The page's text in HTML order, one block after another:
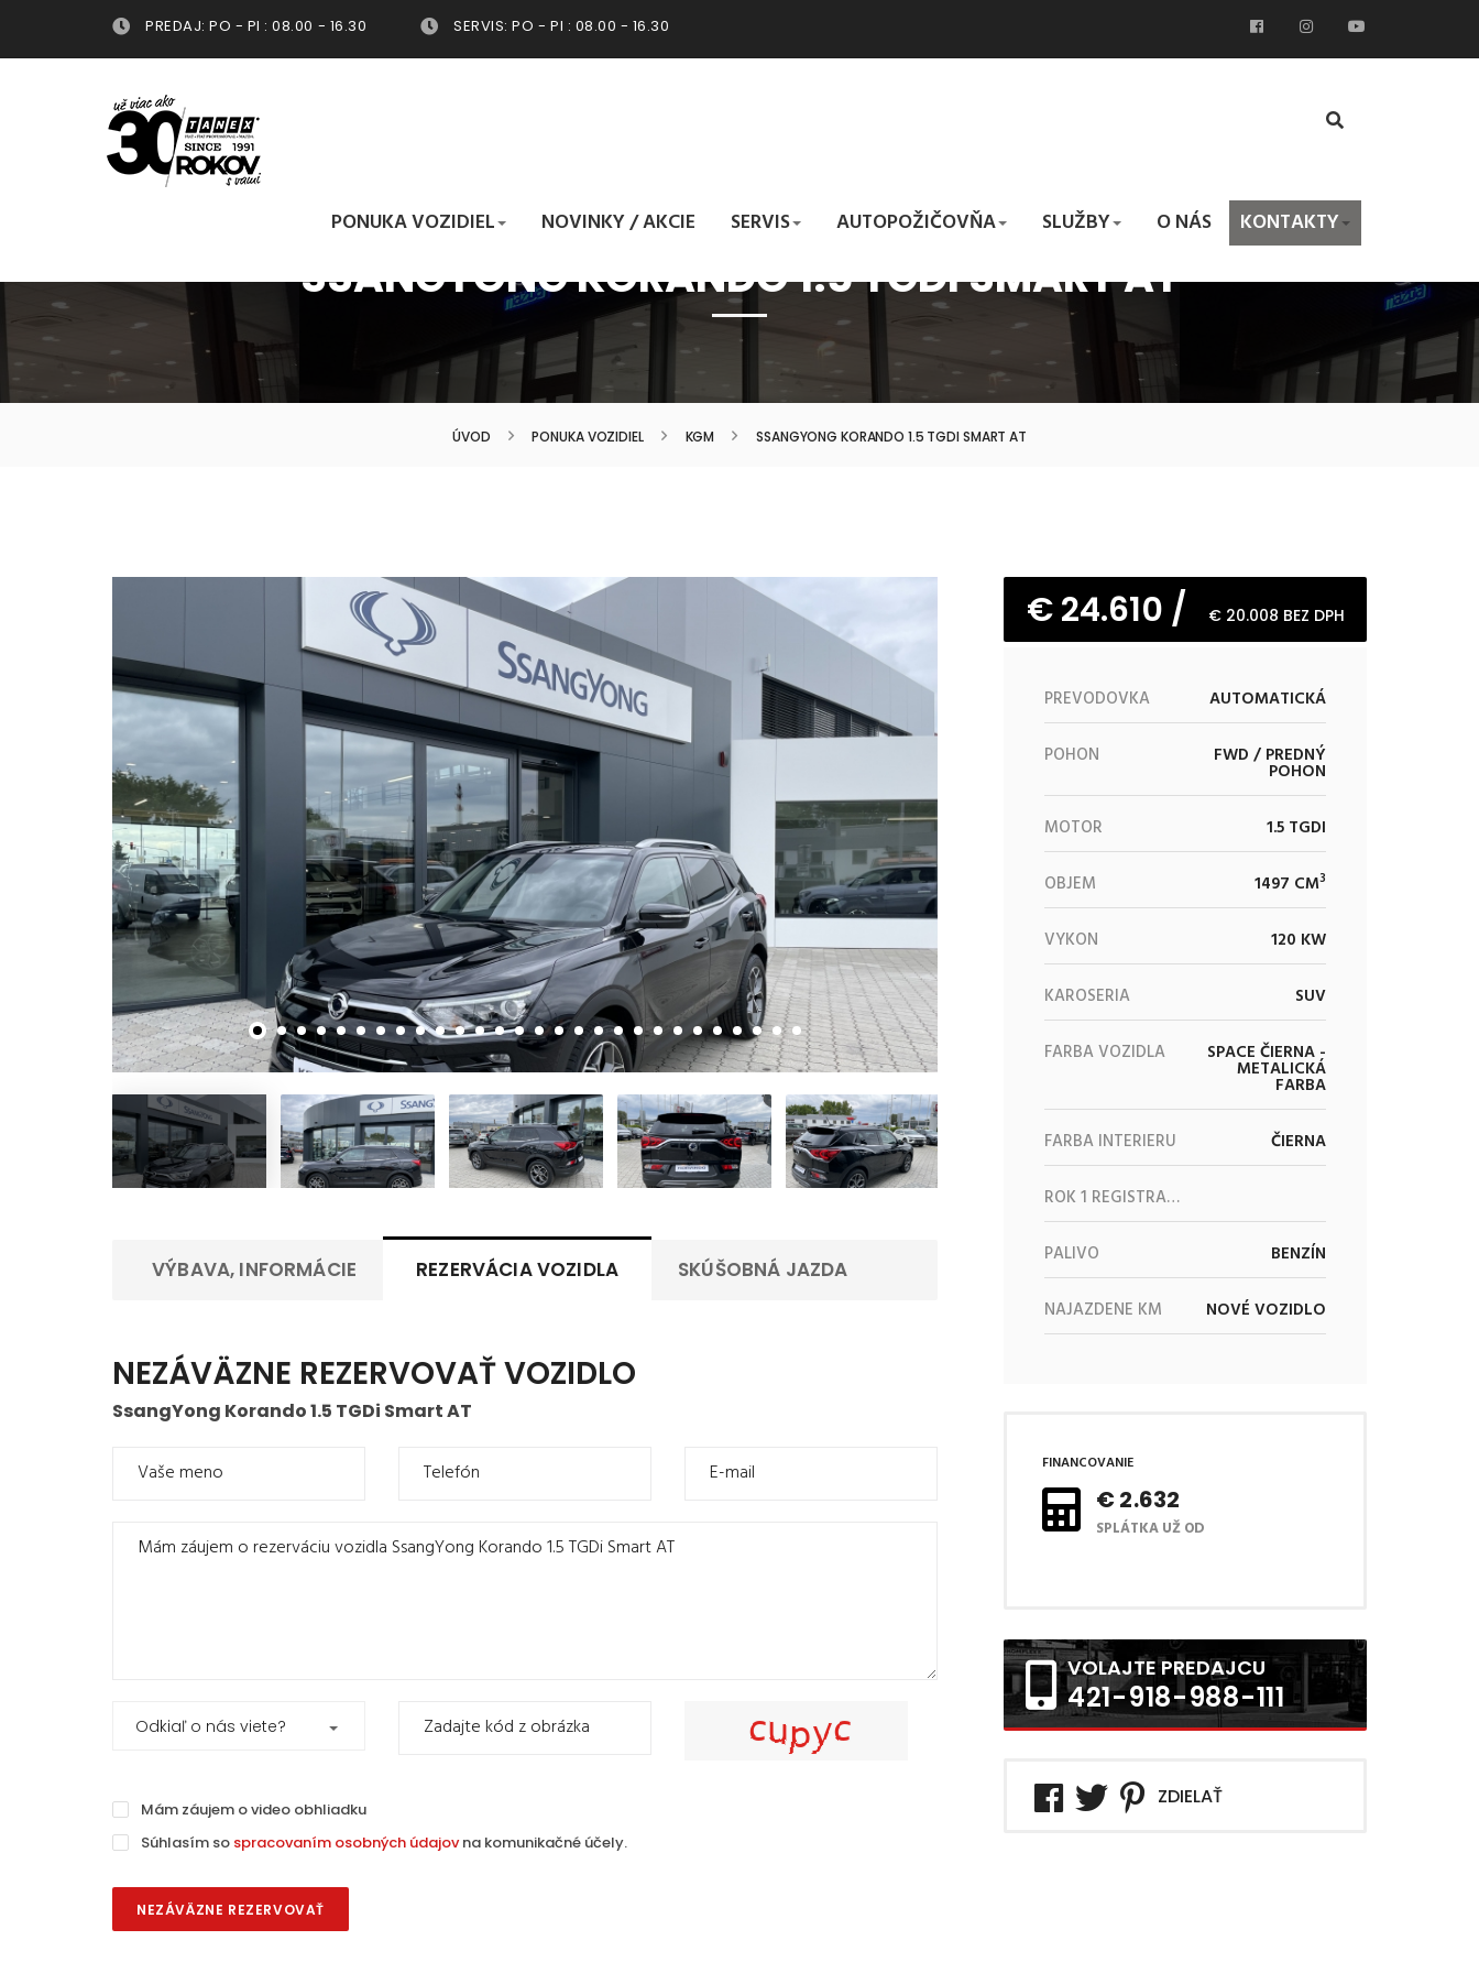
PREDAJ: PO - PI : 08.00 - 16.30 SERVIS: PO - PI : 08.00 - 16.30
PONUKA VOZIDIEL NOVINKY / AKCIE SERVIS AUTOPOŽIČOVŇA SLUŽBY O NÁS KONTAKTY
SSANGYONG KORANDO 1.5 TGDI SMART AT
ÚVOD PONUKA VOZIDIEL KGM SSANGYONG KORANDO 1.5 TGDI SMART AT
VÝBAVA, INFORMÁCIE REZERVÁCIA VOZIDLA SKÚŠOBNÁ JAZDA
NEZÁVÄZNE REZERVOVAŤ VOZIDLO
SsangYong Korando 1.5 TGDi Smart AT
Odkiaľ o nás viete?
Mám záujem o video obhliadku
Súhlasím so spracovaním osobných údajovna komunikačné účely.
NEZÁVÄZNE REZERVOVAŤ
€ 24.610 / € 20.008 BEZ DPH
PREVODOVKA AUTOMATICKÁ
POHON FWD / PREDNÝ
POHON
MOTOR 1.5 TGDI
OBJEM 1497 CM3
VÝKON 120 KW
KAROSÉRIA SUV
FARBA VOZIDLA SPACE ČIERNA -
METALICKÁ
FARBA
FARBA INTERIÉRU ČIERNA
ROK 1 REGISTRÁCIE
PALIVO BENZÍN
NAJAZDENÉ KM NOVÉ VOZIDLO
FINANCOVANIE
€ 2.632
SPLÁTKA UŽ OD
VOLAJTE PREDAJCU
421-918-988-111
ZDIELAŤ